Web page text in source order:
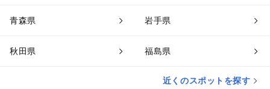
青森県 岩手県
秋田県 福島県
近くのスポットを探す